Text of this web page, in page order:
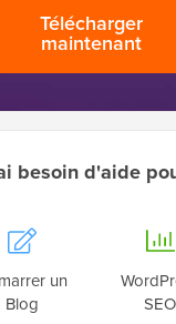
Télécharger
maintenant
besoin d'aide
un
Blog
SEO